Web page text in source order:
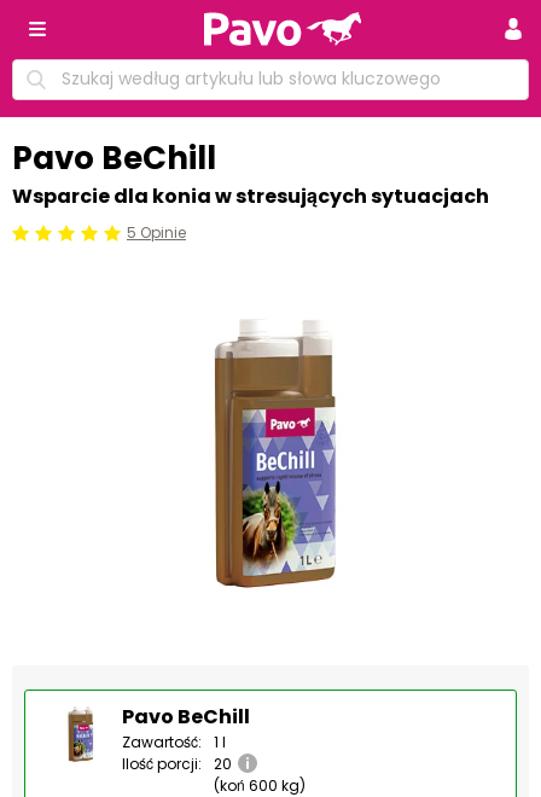
Pavo BeChill
Wsparcie dla konia w stresujących sytuacjach
Beoordeling: 5/5 5 Opinie
Pavo BeChill
Zawartość:
1 l
Ilość porcji:
20
(koń 600 kg)